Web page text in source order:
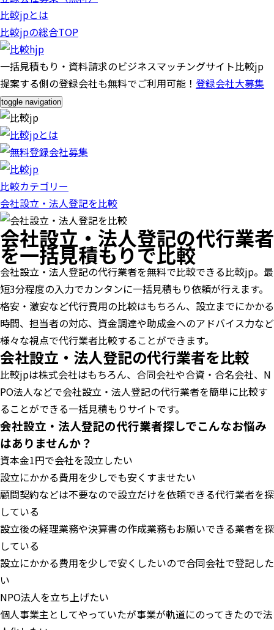
比較jpとは
比較jpの総合TOP
一括見積もり・資料請求のビジネスマッチングサイト比較jp
提案する側の登録会社も無料でご利用可能！ 登録会社大募集
toggle navigation
比較カテゴリー
会社設立・法人登記を比較
会社設立・法人登記の代行業者
を一括見積もりで比較
会社設立・法人登記の代行業者を無料で比較できる比較jp。最
短3分程度の入力でカンタンに一括見積もり依頼が行えます。
格安・激安など代行費用の比較はもちろん、設立までにかかる
時間、担当者の対応、資金調達や助成金へのアドバイス力など
様々な視点で代行業者比較することができます。
会社設立・法人登記の代行業者を比較
比較jpは株式会社はもちろん、合同会社や合資・合名会社、N
PO法人などで会社設立・法人登記の代行業者を簡単に比較す
ることができる一括見積もりサイトです。
会社設立・法人登記の代行業者探しでこんなお悩み
はありませんか？
資本金1円で会社を設立したい
設立にかかる費用を少しでも安くすませたい
顧問契約などは不要なので設立だけを依頼できる代行業者を探
している
設立後の経理業務や決算書の作成業務もお願いできる業者を探
している
設立にかかる費用を少しで安くしたいので合同会社で登記した
い
NPO法人を立ち上げたい
個人事業主としてやっていたが事業が軌道にのってきたので法